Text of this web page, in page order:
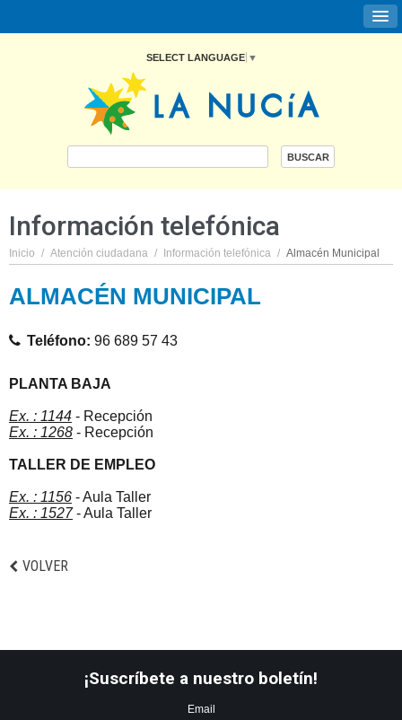
SELECT LANGUAGE ▼
Información telefónica
Inicio / Atención ciudadana / Información telefónica / Almacén Municipal
ALMACÉN MUNICIPAL
Teléfono: 96 689 57 43
PLANTA BAJA
Ex. : 1144 - Recepción
Ex. : 1268 - Recepción
TALLER DE EMPLEO
Ex. : 1156 - Aula Taller
Ex. : 1527- Aula Taller
VOLVER
¡Suscríbete a nuestro boletín!
Email